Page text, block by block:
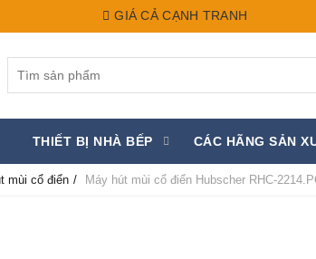
GIÁ CẢ CẠNH TRANH
THIẾT BỊ NHÀ BẾP CÁC HÃNG SẢN
mùi cổ điển Máy hút mùi cổ điển Hubscher RHC-